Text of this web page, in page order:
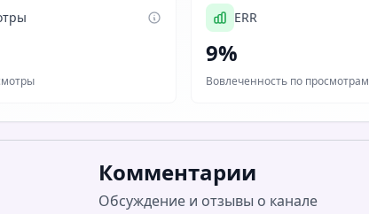
ERR
9%
Вовлеченность по просмотрам
Комментарии
Обсуждение и отзывы о канале